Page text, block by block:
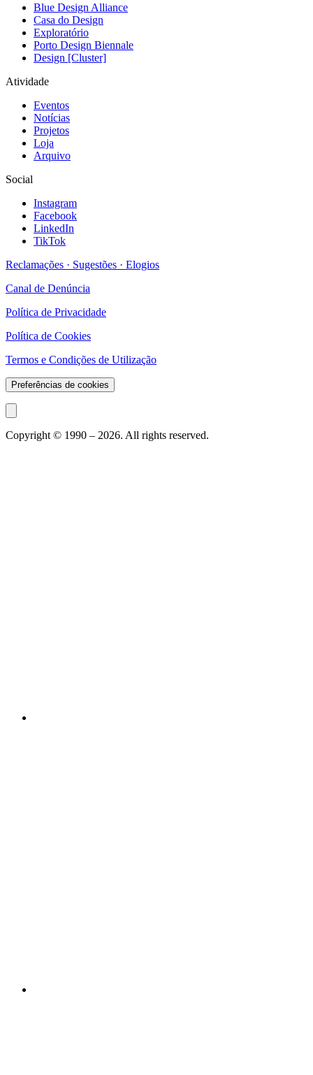
Blue Design Alliance
Casa do Design
Exploratório
Porto Design Biennale
Design [Cluster]
Atividade
Eventos
Notícias
Projetos
Loja
Arquivo
Social
Instagram
Facebook
LinkedIn
TikTok
Reclamações · Sugestões · Elogios
Canal de Denúncia
Política de Privacidade
Política de Cookies
Termos e Condições de Utilização
Preferências de cookies
Copyright © 1990 – 2026. All rights reserved.